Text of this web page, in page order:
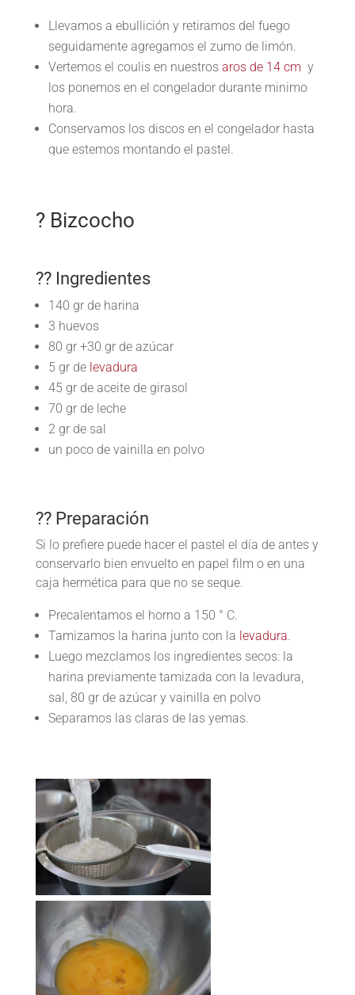
Llevamos a ebullición y retiramos del fuego
seguidamente agregamos el zumo de limón.
Vertemos el coulis en nuestros aros de 14 cm y
los ponemos en el congelador durante minimo
hora.
Conservamos los discos en el congelador hasta
que estemos montando el pastel.
? Bizcocho
?? Ingredientes
140 gr de harina
3 huevos
80 gr +30 gr de azúcar
5 gr de levadura
45 gr de aceite de girasol
70 gr de leche
2 gr de sal
un poco de vainilla en polvo
?? Preparación
Si lo prefiere puede hacer el pastel el día de antes y
conservarlo bien envuelto en papel film o en una
caja hermética para que no se seque.
Precalentamos el horno a 150 ° C.
Tamizamos la harina junto con la levadura.
Luego mezclamos los ingredientes secos: la
harina previamente tamizada con la levadura,
sal, 80 gr de azúcar y vainilla en polvo
Separamos las claras de las yemas.